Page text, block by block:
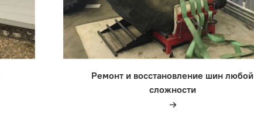
Ремонт и восстановление шин любой
сложности